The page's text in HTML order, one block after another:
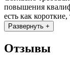
повышения
есть как
Развернуть +
Отзывы